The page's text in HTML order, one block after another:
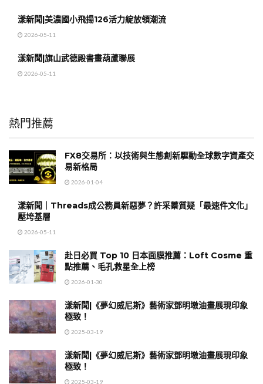
漾新聞|美濃國小飛揚126活力綻放領潮流
2026-05-11
漾新聞|旗山武德殿書畫葫蘆聯展
2026-05-11
熱門推薦
FX8交易所：以技術與生態創新驅動全球數字資產交
易新格局
2026-01-04
漾新聞｜Threads成公務員新惡夢？許采蓁質疑「最速件文化」
壓垮基層
2026-05-11
赴日必買 Top 10 日本面膜推薦：Loft Cosme 重
點推薦、毛孔救星全上榜
2026-01-30
漾新聞|《夢幻威尼斯》藝術家鄧明墩油畫展現印象
極致！
2025-03-19
漾新聞|《夢幻威尼斯》藝術家鄧明墩油畫展現印象
極致！
2025-03-19